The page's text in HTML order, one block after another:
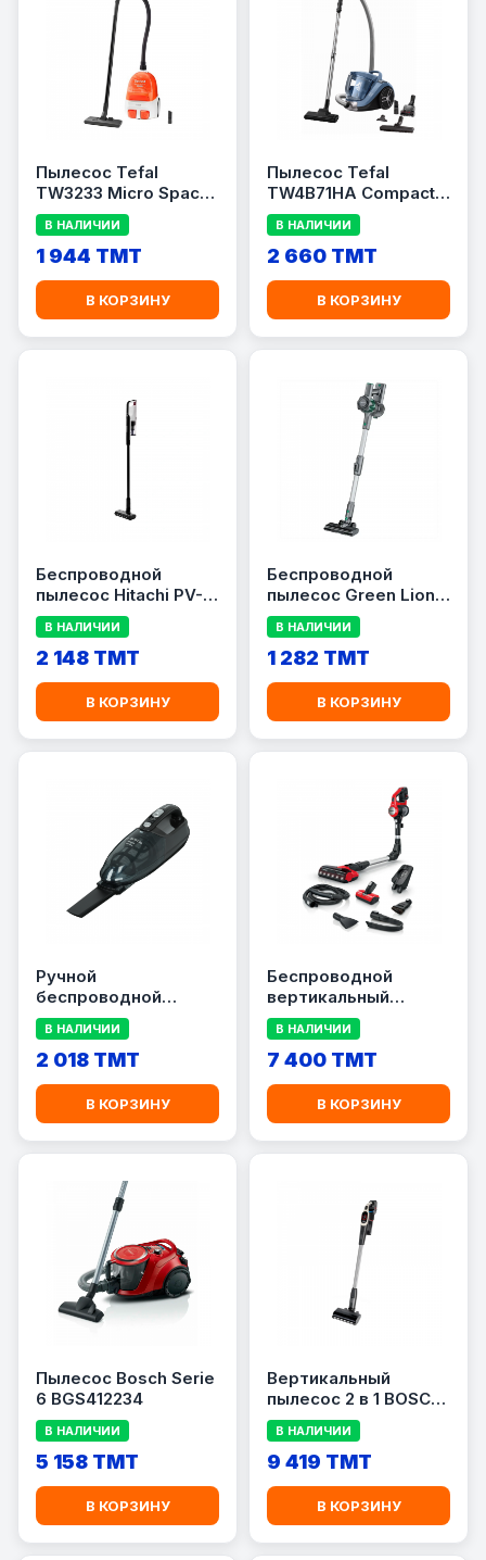
Пылесос Tefal
TW3233 Micro Space
Cyclonic, 1600 Вт, 1 л,
Orange
В НАЛИЧИИ
1 944 TMT
В КОРЗИНУ
Пылесос Tefal
TW4B71HA Compact
Power XXL, 750 Вт,
2.5 л, Black/Blue
В НАЛИЧИИ
2 660 TMT
В КОРЗИНУ
Беспроводной
пылесос Hitachi PV-
X90NPWH Pure White
В НАЛИЧИИ
2 148 TMT
В КОРЗИНУ
Беспроводной
пылесос Green Lion
Lite GNVC16CLNRGY,
серыйБеспроводной
пылесос Green Lion
Lite GNVC16CLNRGY,
серый
В НАЛИЧИИ
1 282 TMT
В КОРЗИНУ
Ручной
беспроводной
пылесос Bosch
BHN16L, 16 В
В НАЛИЧИИ
2 018 TMT
В КОРЗИНУ
Беспроводной
вертикальный
пылесос Bosch
BCS711PET Serie 7,
ProAnimal
В НАЛИЧИИ
7 400 TMT
В КОРЗИНУ
Пылесос Bosch Serie
6 BGS412234
В НАЛИЧИИ
5 158 TMT
В КОРЗИНУ
Вертикальный
пылесос 2 в 1 BOSCH
BCS931GAC
В НАЛИЧИИ
9 419 TMT
В КОРЗИНУ